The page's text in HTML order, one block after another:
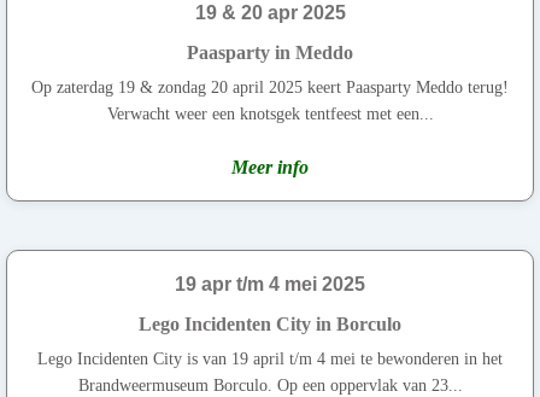
19 & 20 apr 2025
Paasparty in Meddo
Op zaterdag 19 & zondag 20 april 2025 keert Paasparty Meddo terug!
Verwacht weer een knotsgek tentfeest met een...
Meer info
19 apr t/m 4 mei 2025
Lego Incidenten City in Borculo
Lego Incidenten City is van 19 april t/m 4 mei te bewonderen in het
Brandweermuseum Borculo. Op een oppervlak van 23...